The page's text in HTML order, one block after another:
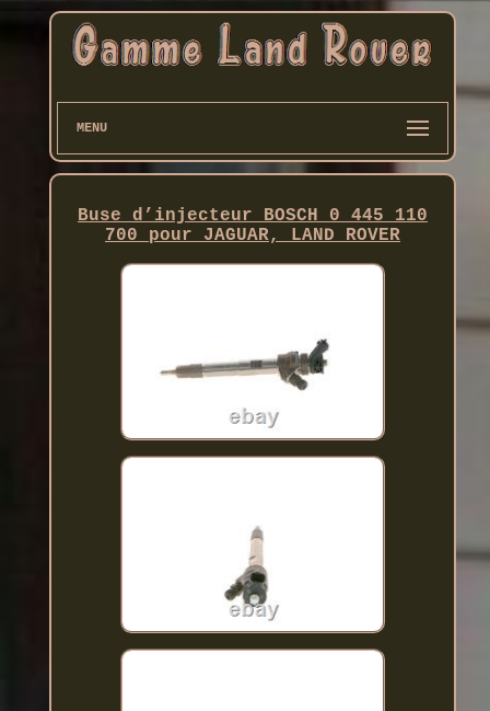
MENU
Buse d’injecteur BOSCH 0 445 110
700 pour JAGUAR, LAND ROVER